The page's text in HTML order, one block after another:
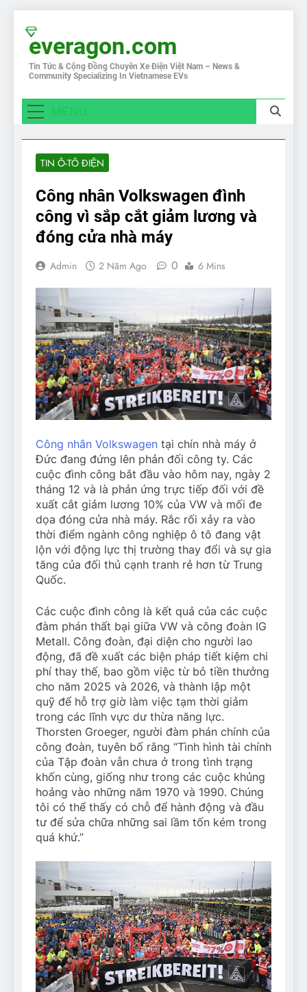
content
everagon.com
Tin Tức & Cộng Đồng Chuyên Xe Điện Việt Nam – News &
Community Specializing In Vietnamese EVs
TIN Ô-TÔ ĐIỆN
Công nhân Volkswagen đình
công vì sắp cắt giảm lương và
đóng cửa nhà máy
Admin 2 Năm Ago 0 6 Mins
Công nhân Volkswagen tại chín nhà máy ở
Đức đang đứng lên phản đối công ty. Các
cuộc đình công bắt đầu vào hôm nay, ngày 2
tháng 12 và là phản ứng trực tiếp đối với đề
xuất cắt giảm lương 10% của VW và mối đe
dọa đóng cửa nhà máy. Rắc rối xảy ra vào
thời điểm ngành công nghiệp ô tô đang vật
lộn với động lực thị trường thay đổi và sự gia
tăng của đối thủ cạnh tranh rẻ hơn từ Trung
Quốc.
Các cuộc đình công là kết quả của các cuộc
đàm phán thất bại giữa VW và công đoàn IG
Metall. Công đoàn, đại diện cho người lao
động, đã đề xuất các biện pháp tiết kiệm chi
phí thay thế, bao gồm việc từ bỏ tiền thưởng
cho năm 2025 và 2026, và thành lập một
quỹ để hỗ trợ giờ làm việc tạm thời giảm
trong các lĩnh vực dư thừa năng lực.
Thorsten Groeger, người đàm phán chính của
công đoàn, tuyên bố rằng “Tình hình tài chính
của Tập đoàn vẫn chưa ở trong tình trạng
khốn cùng, giống như trong các cuộc khủng
hoảng vào những năm 1970 và 1990. Chúng
tôi có thể thấy có chỗ để hành động và đầu
tư để sửa chữa những sai lầm tốn kém trong
quá khứ.”